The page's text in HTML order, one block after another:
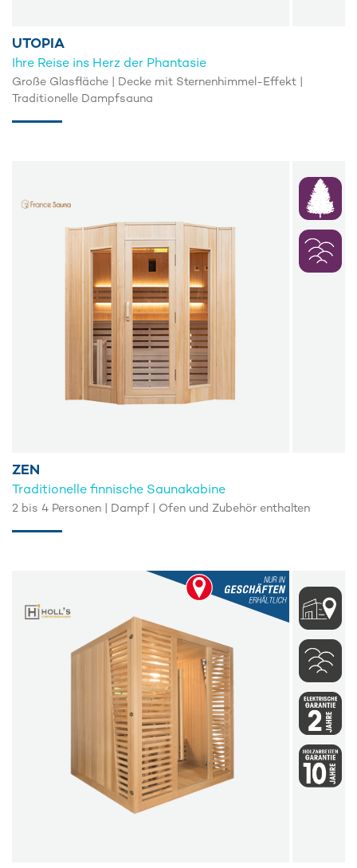
UTOPIA
Ihre Reise ins Herz der Phantasie
Große Glasfläche | Decke mit Sternenhimmel-Effekt |
Traditionelle Dampfsauna
ZEN
Traditionelle finnische Saunakabine
2 bis 4 Personen | Dampf | Ofen und Zubehör enthalten